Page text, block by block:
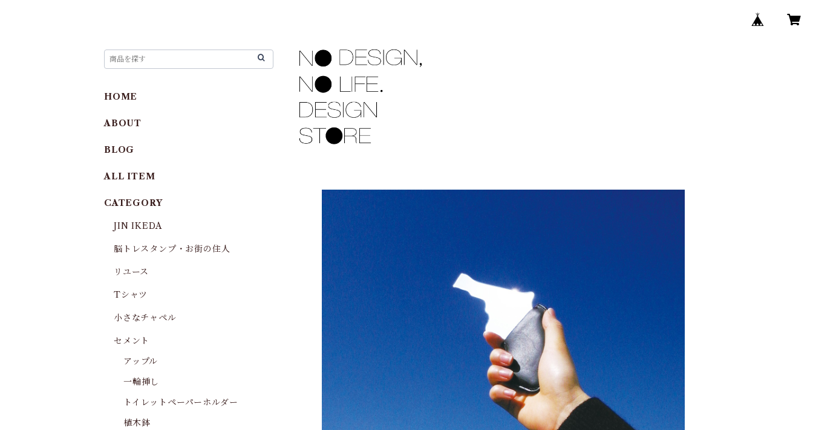
HOME
ABOUT
BLOG
ALL ITEM
CATEGORY
JIN IKEDA
脳トレスタンプ・お街の住人
リユース
Tシャツ
小さなチャペル
セメント
アップル
一輪挿し
トイレットペーパーホルダー
植木鉢